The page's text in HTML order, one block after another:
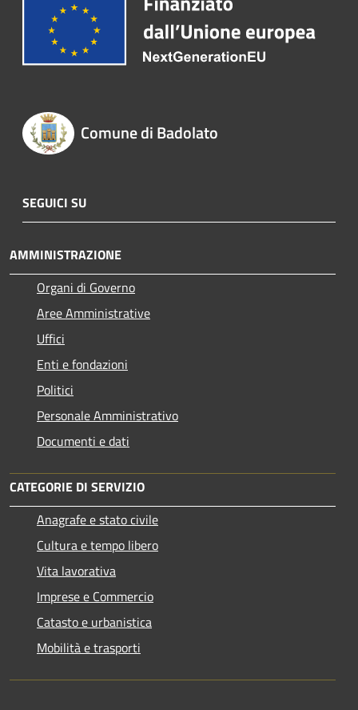
Comune di Badolato
SEGUICI SU
AMMINISTRAZIONE
Organi di Governo
Aree Amministrative
Uffici
Enti e fondazioni
Politici
Personale Amministrativo
Documenti e dati
CATEGORIE DI SERVIZIO
Anagrafe e stato civile
Cultura e tempo libero
Vita lavorativa
Imprese e Commercio
Catasto e urbanistica
Mobilità e trasporti